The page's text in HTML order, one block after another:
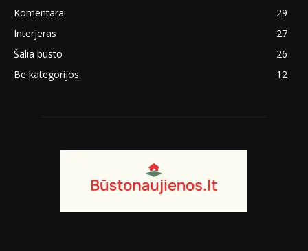
Komentarai
29
Interjeras
27
Šalia būsto
26
Be kategorijos
12